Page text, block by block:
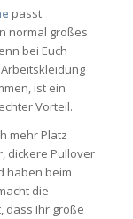
passt
normal großes
bei Euch
ist ein
Vorteil.
mehr Platz
dickere Pullover
haben beim
die
dass Ihr große